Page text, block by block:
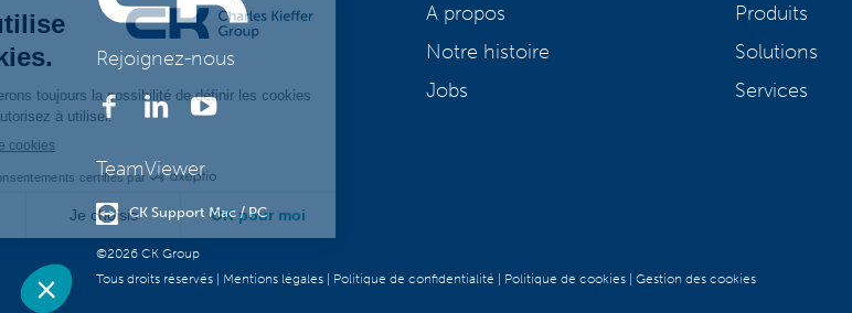
Rejoignez-nous
TeamViewer
CK Support Mac / PC
A propos
Notre histoire
Jobs
Produits
Solutions
Services
©2026 CK Group
Tous droits réservés
Mentions légales Politique de confidentialité Politique de cookies Gestion des cookies